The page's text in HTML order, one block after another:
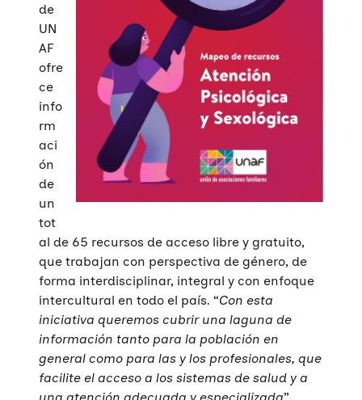
de
UN
AF
ofre
ce
info
rm
aci
ón
de
un
tot
al de 65 recursos de acceso libre y gratuito,
que trabajan con perspectiva de género, de
forma interdisciplinar, integral y con enfoque
intercultural en todo el país. “Con esta
iniciativa queremos cubrir una laguna de
información tanto para la población en
general como para las y los profesionales, que
facilite el acceso a los sistemas de salud y a
una atención adecuada y especializada”,